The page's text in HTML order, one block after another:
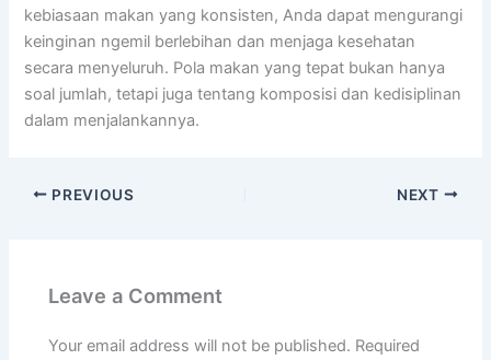
kebiasaan makan yang konsisten, Anda dapat mengurangi
keinginan ngemil berlebihan dan menjaga kesehatan
secara menyeluruh. Pola makan yang tepat bukan hanya
soal jumlah, tetapi juga tentang komposisi dan kedisiplinan
dalam menjalankannya.
PREVIOUS NEXT
Leave a Comment
Your email address will not be published. Required